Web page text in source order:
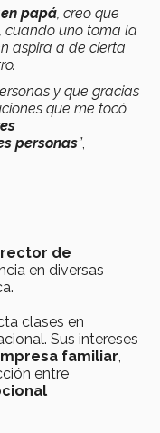
papá, creo que
cuando uno toma la
aspira a de cierta
y que gracias
que me tocó
personas”,
de
en diversas
clases en
Sus intereses
familiar,
entre